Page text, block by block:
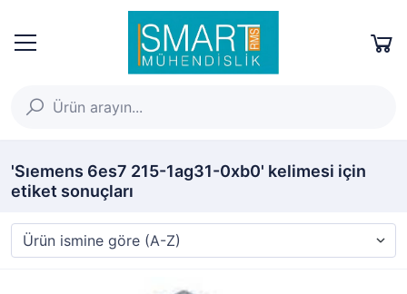
'Sıemens 6es7 215-1ag31-0xb0' kelimesi için
etiket sonuçları